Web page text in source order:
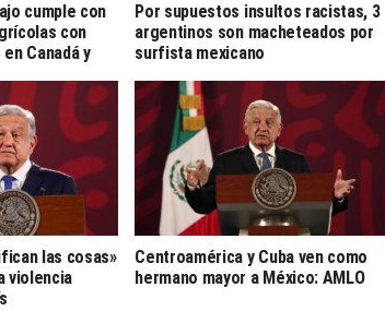
cumple con
con
Canadá y
Por supuestos insultos racistas, 3
argentinos son macheteados por
surfista mexicano
las cosas»
violencia
Centroamérica y Cuba ven como
hermano mayor a México: AMLO